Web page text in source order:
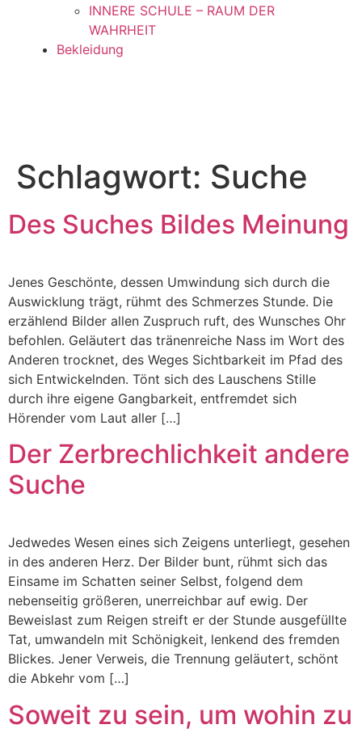
INNERE SCHULE – RAUM DER
WAHRHEIT
Bekleidung
Schlagwort: Suche
Des Suches Bildes Meinung
Jenes Geschönte, dessen Umwindung sich durch die
Auswicklung trägt, rühmt des Schmerzes Stunde. Die
erzählend Bilder allen Zuspruch ruft, des Wunsches Ohr
befohlen. Geläutert das tränenreiche Nass im Wort des
Anderen trocknet, des Weges Sichtbarkeit im Pfad des
sich Entwickelnden. Tönt sich des Lauschens Stille
durch ihre eigene Gangbarkeit, entfremdet sich
Hörender vom Laut aller […]
Der Zerbrechlichkeit andere
Suche
Jedwedes Wesen eines sich Zeigens unterliegt, gesehen
in des anderen Herz. Der Bilder bunt, rühmt sich das
Einsame im Schatten seiner Selbst, folgend dem
nebenseitig größeren, unerreichbar auf ewig. Der
Beweislast zum Reigen streift er der Stunde ausgefüllte
Tat, umwandeln mit Schönigkeit, lenkend des fremden
Blickes. Jener Verweis, die Trennung geläutert, schönt
die Abkehr vom […]
Soweit zu sein, um wohin zu